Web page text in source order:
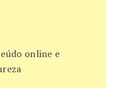
online e